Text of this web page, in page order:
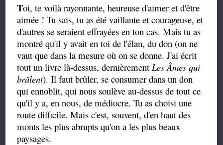
Toi, te voilà rayonnante, heureuse d'aimer et d'être
aimée ! Tu sais, tu as été vaillante et courageuse, et
d'autres se seraient effrayées en ton cas. Mais tu as
montré qu'il y avait en toi de l'élan, du don (on ne
vaut que dans la mesure où on se donne. J'ai écrit
tout un livre là-dessus, dernièrement Les Âmes qui
brûlent). Il faut brûler, se consumer dans un don
qui ennoblit, qui nous soulève au-dessus de tout ce
qu'il y a, en nous, de médiocre. Tu as choisi une
route difficile. Mais c'est, souvent, d'en haut des
monts les plus abrupts qu'on a les plus beaux
paysages.